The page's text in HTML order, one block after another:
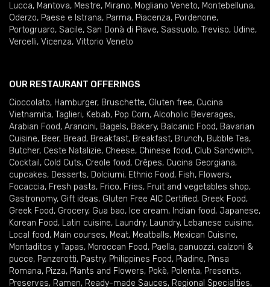
Lucca, Mantova, Mestre, Mirano, Mogliano Veneto, Montebelluna,
Oderzo, Paese e Istrana, Parma, Piacenza, Pordenone,
Portogruaro, Sacile, San Donà di Piave, Sassuolo, Treviso, Udine,
Vercelli, Vicenza, Vittorio Veneto
OUR RESTAURANT OFFERINGS
Cioccolato, Hamburger, Bruschette, Gluten free, Cucina
Vietnamita, Taglieri, Kebab, Pop Corn, Alcoholic Beverages,
Arabian Food, Arancini, Bagels, Bakery, Balcanic Food, Bavarian
Cuisine, Beer, Bread, Breakfast, Breakfast, Brunch, Bubble Tea,
Butcher, Ceste Natalizie, Cheese, Chinese food, Club Sandwich,
Cocktail , Cold Cuts, Creole food, Crêpes, Cucina Georgiana,
cupcakes, Desserts, Dolciumi, Ethnic Food, Fish, Flowers,
Focaccia, Fresh pasta, Frico, Fries, Fruit and vegetables shop,
Gastronomy, Gift ideas, Gluten Free AIC Certified, Greek Food,
Greek Food, Grocery, Gua bao, Ice cream, Indian food, Japanese,
Korean Food, Latin cuisine, Laundry, Laundry, Lebanese cuisine,
Local food, Main courses, Meat, Meatballs, Mexican Cuisine,
Montaditos y Tapas, Moroccan Food, Paella, panuozzi, calzoni &
pucce, Panzerotti, Pastry, Philippines Food, Piadine, Pinsa
Romana, Pizza, Plants and Flowers, Pokè, Polenta, Presents,
Preserves, Ramen, Ready-made Sauces, Regional Specialties,